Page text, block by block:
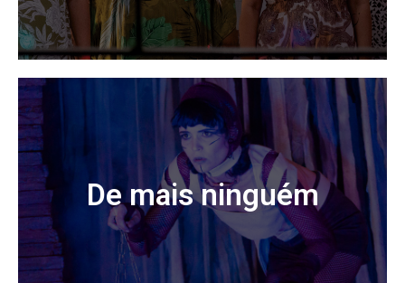
Após dezoito meses de encontros mediados pelas
telas, quatro atrizes esperam para entrar em cena.
Enquanto isso, submergem em seus processos
criativos, em suas memórias, urgências, dilemas....
Acessar
De mais ninguém